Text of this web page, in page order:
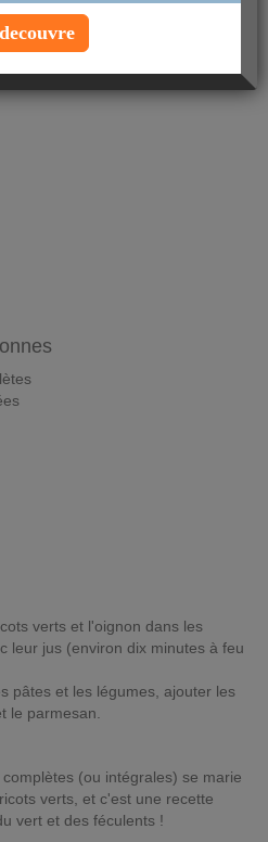
aux légumes ! Cette recette
tout simplement délicieuse !
verts et l'oignon dans les
leur jus (environ dix minutes à feu
pâtes et les légumes, ajouter les
le parmesan.
(ou intégrales) se marie
verts, et c'est une recette
vert et des féculents !